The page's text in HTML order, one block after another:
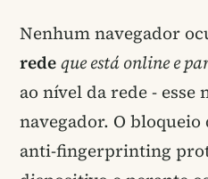
Nenhum navegador
redeque está online e
ao nível da rede - esse
navegador. O bloqueio
anti-fingerprinting